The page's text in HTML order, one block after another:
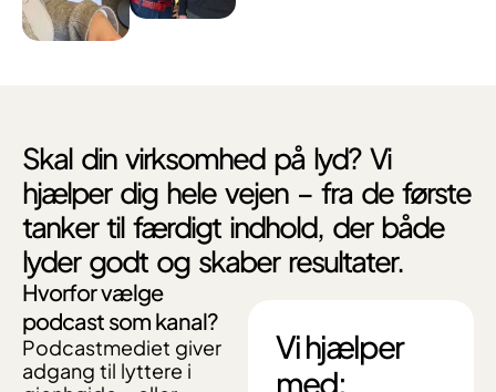
Skal din virksomhed på lyd? Vi
hjælper dig hele vejen – fra de første
tanker til færdigt indhold, der både
lyder godt og skaber resultater.
Hvorfor vælge
podcast som kanal?
Podcastmediet giver
adgang til lyttere i
Vi hjælper
med: